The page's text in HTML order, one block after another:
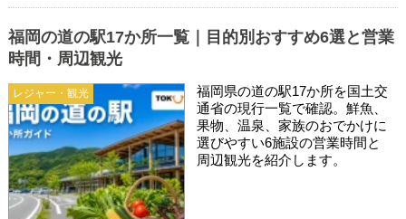
レジャー・観光
福岡の道の駅17か所一覧｜目的別おすすめ6選と営業
時間・周辺観光
福岡県の道の駅17か所を国土交
通省の現行一覧で確認。鮮魚、
果物、温泉、家族のおでかけに
選びやすい6施設の営業時間と
周辺観光を紹介します。